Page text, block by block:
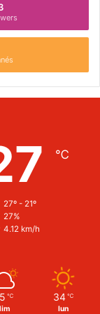
℃
27º - 21º
27%
4.12 km/h
℃ 34 ℃
lun